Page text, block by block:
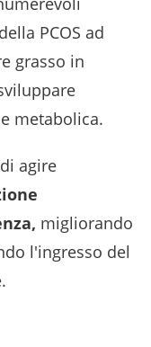
PCOS ad
grasso in
metabolica.
agire
migliorando
l'ingresso del